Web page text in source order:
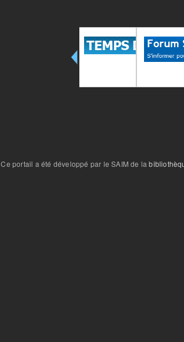
Ce portail a été développé par le SAIM de la